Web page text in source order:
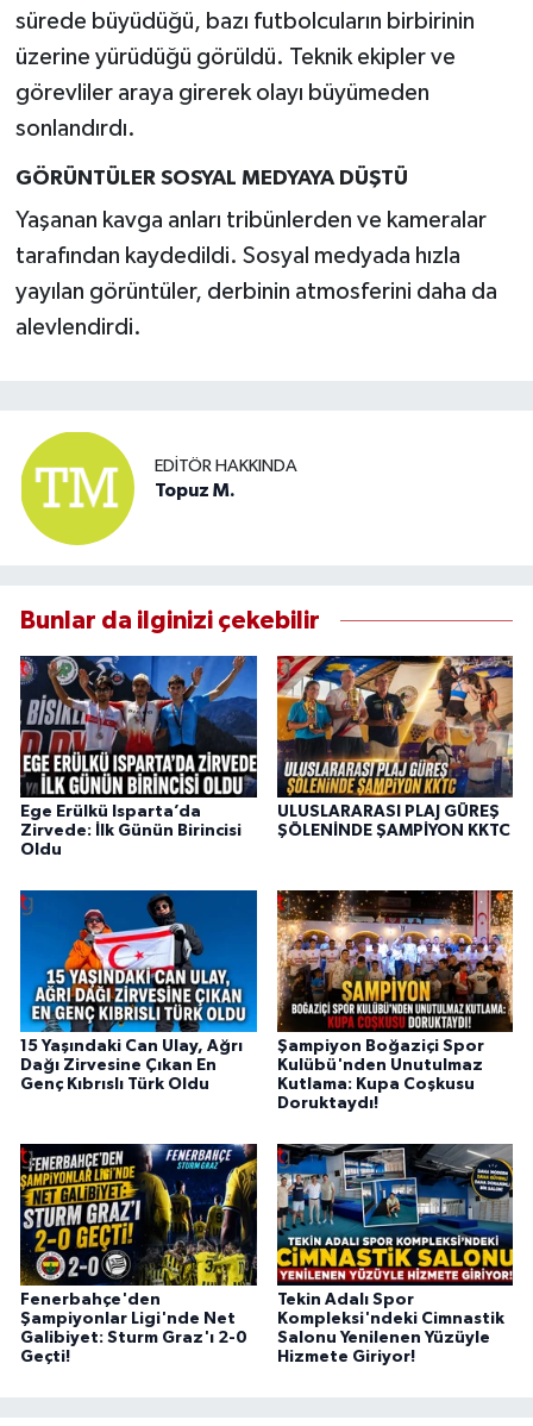
sürede büyüdüğü, bazı futbolcuların birbirinin
üzerine yürüdüğü görüldü. Teknik ekipler ve
görevliler araya girerek olayı büyümeden
sonlandırdı.
GÖRÜNTÜLER SOSYAL MEDYAYA DÜŞTÜ
Yaşanan kavga anları tribünlerden ve kameralar
tarafından kaydedildi. Sosyal medyada hızla
yayılan görüntüler, derbinin atmosferini daha da
alevlendirdi.
EDITÖR HAKKINDA
Topuz M.
Bunlar da ilginizi çekebilir
Ege Erülkü Isparta’da
Zirvede: İlk Günün Birincisi
Oldu
ULUSLARARASI PLAJ GÜREŞ
ŞÖLENİNDE ŞAMPİYON KKTC
15 Yaşındaki Can Ulay, Ağrı
Dağı Zirvesine Çıkan En
Genç Kıbrıslı Türk Oldu
Şampiyon Boğaziçi Spor
Kulübü'nden Unutulmaz
Kutlama: Kupa Coşkusu
Doruktaydı!
Fenerbahçe'den
Şampiyonlar Ligi'nde Net
Galibiyet: Sturm Graz'ı 2-0
Geçti!
Tekin Adalı Spor
Kompleksi'ndeki Cimnastik
Salonu Yenilenen Yüzüyle
Hizmete Giriyor!